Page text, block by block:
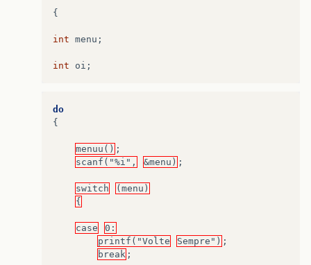
{
int menu ;
int oi ;
do
{
menuu() ;
scanf("%i",
&menu) ;
switch
(menu)
{
case
0:
printf("Volte
Sempre") ;
break ;